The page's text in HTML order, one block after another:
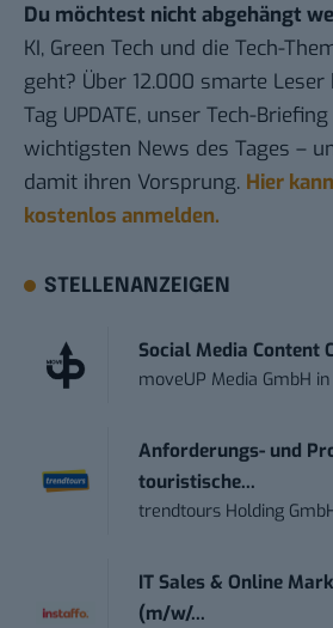
Du möchtest nicht abgehängt
KI, Green Tech und die Tech-
geht? Über 12.000 smarte
Tag UPDATE, unser Tech-
wichtigsten News des Tages –
damit ihren Vorsprung. Hier
kostenlos anmelden.
STELLENANZEIGEN
Social Media Content
moveUP Media GmbH in
Anforderungs- und
touristische...
trendtours Holding
IT Sales & Online
(m/w/...